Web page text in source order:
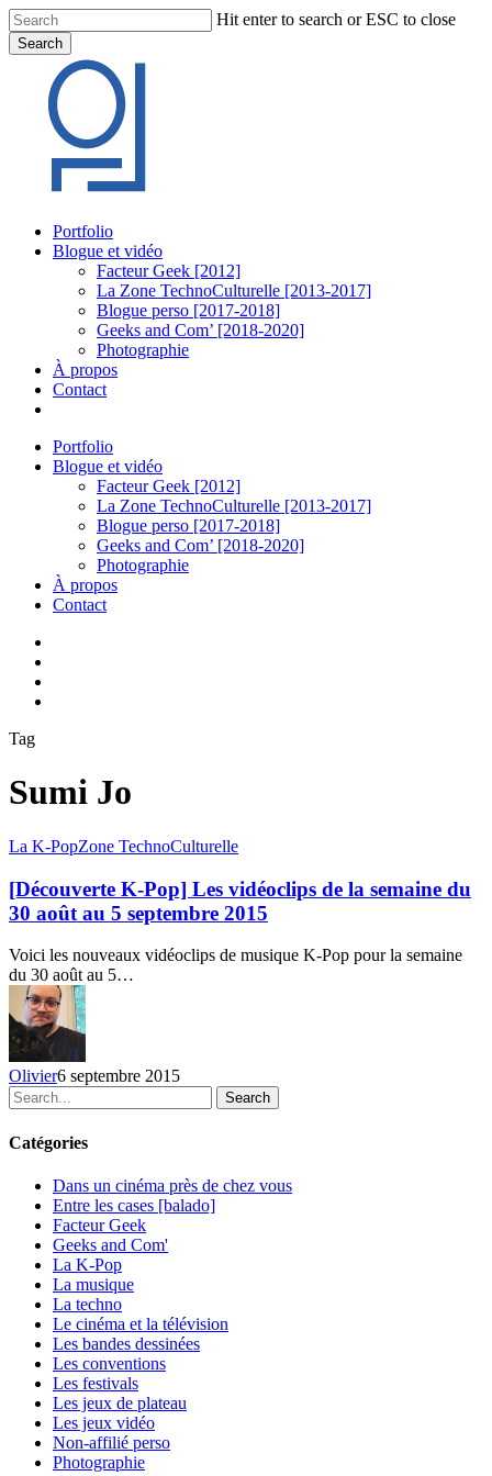
Skip
to
main
content
Hit enter to search or ESC to close
Search
Search
Menu
Portfolio
Blogue et vidéo
Facteur Geek [2012]
La Zone TechnoCulturelle [2013-2017]
Blogue perso [2017-2018]
Geeks and Com’ [2018-2020]
Photographie
À propos
Contact
Portfolio
Blogue et vidéo
Facteur Geek [2012]
La Zone TechnoCulturelle [2013-2017]
Blogue perso [2017-2018]
Geeks and Com’ [2018-2020]
Photographie
À propos
Contact
Tag
Sumi Jo
[Découverte
Pop]
Les
vidéoclips
la
semaine
du
30
août
au
5
septembre
La K-PopZone TechnoCulturelle
[Découverte K-Pop] Les vidéoclips de la semaine du
30 août au 5 septembre 2015
Voici les nouveaux vidéoclips de musique K-Pop pour la semaine
du 30 août au 5…
Olivier6 septembre 2015
Search
Catégories
Dans un cinéma près de chez vous
Entre les cases [balado]
Facteur Geek
Geeks and Com'
La K-Pop
La musique
La techno
Le cinéma et la télévision
Les bandes dessinées
Les conventions
Les festivals
Les jeux de plateau
Les jeux vidéo
Non-affilié perso
Photographie